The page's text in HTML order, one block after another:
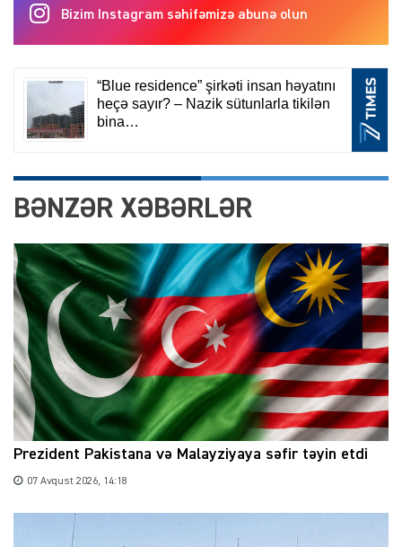
Bizim Instagram səhifəmizə abunə olun
BƏNZƏR XƏBƏRLƏR
Prezident Pakistana və Malayziyaya səfir təyin etdi
07 Avqust 2026, 14:18